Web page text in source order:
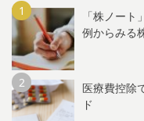
「株ノー
例からみる
医療費控除
ド